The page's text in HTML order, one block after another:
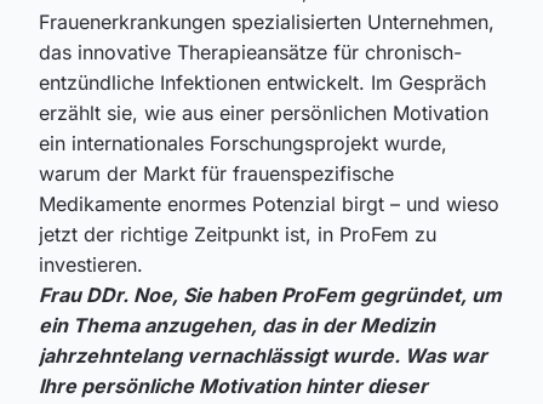
Frauenerkrankungen spezialisierten Unternehmen,
das innovative Therapieansätze für chronisch-
entzündliche Infektionen entwickelt. Im Gespräch
erzählt sie, wie aus einer persönlichen Motivation
ein internationales Forschungsprojekt wurde,
warum der Markt für frauenspezifische
Medikamente enormes Potenzial birgt – und wieso
jetzt der richtige Zeitpunkt ist, in ProFem zu
investieren.
Frau DDr. Noe, Sie haben ProFem gegründet, um
ein Thema anzugehen, das in der Medizin
jahrzehntelang vernachlässigt wurde. Was war
Ihre persönliche Motivation hinter dieser